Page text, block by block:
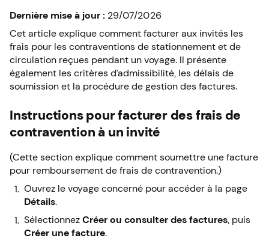
Dernière mise à jour : 29/07/2026
Cet article explique comment facturer aux invités les
frais pour les contraventions de stationnement et de
circulation reçues pendant un voyage. Il présente
également les critères d’admissibilité, les délais de
soumission et la procédure de gestion des factures.
Instructions pour facturer des frais de
contravention à un invité
(Cette section explique comment soumettre une facture
pour remboursement de frais de contravention.)
Ouvrez le voyage concerné pour accéder à la page
Détails.
Sélectionnez Créer ou consulter des factures, puis
Créer une facture.